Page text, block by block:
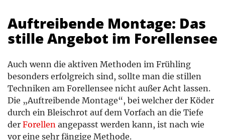
Auftreibende Montage: Das
stille Angebot im Forellensee
Auch wenn die aktiven Methoden im Frühling
besonders erfolgreich sind, sollte man die stillen
Techniken am Forellensee nicht außer Acht lassen.
Die „Auftreibende Montage“, bei welcher der Köder
durch ein Bleischrot auf dem Vorfach an die Tiefe
der Forellen angepasst werden kann, ist nach wie
vor eine sehr fängige Methode.